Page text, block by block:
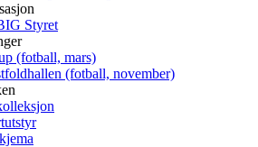
Styret
(fotball, mars)
(fotball, november)